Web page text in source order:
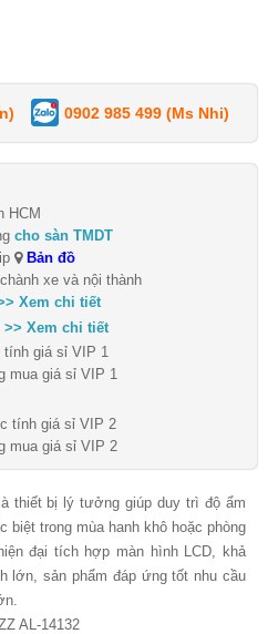
0902 985 499 (Ms Nhi)
HCM
cho sàn TMDT
Bản đồ
xe và nội thành
Xem chi tiết
>> Xem chi tiết
giá sỉ VIP 1
mua giá sỉ VIP 1
tính giá sỉ VIP 2
mua giá sỉ VIP 2
thiết bị lý tưởng giúp duy trì độ ẩm
biệt trong mùa hanh khô hoặc phòng
đại tích hợp màn hình LCD, khả
lớn, sản phẩm đáp ứng tốt nhu cầu
AL-14132